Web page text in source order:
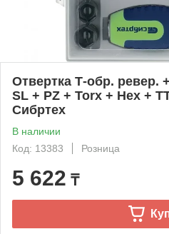
Отвертка Т-обр. ревер.
SL + PZ + Torx + Hex +
Сибртех
В наличии
Код: 13383
Розница
5 622 ₸